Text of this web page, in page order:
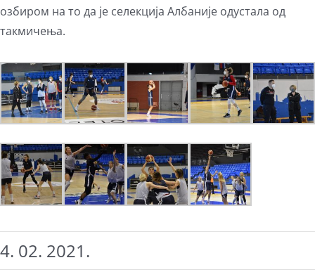
озбиром на то да је селекција Албаније одустала од
такмичења.
4. 02. 2021.